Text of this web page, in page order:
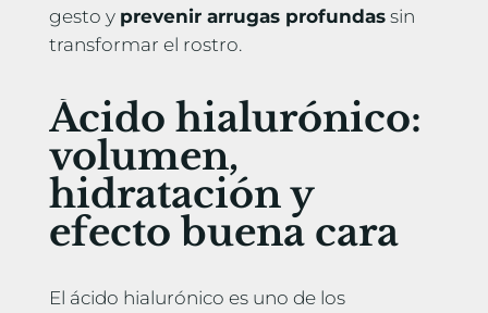
gesto y prevenir arrugas profundassin
transformar el rostro.
Ácido hialurónico:
volumen,
hidratación y
efecto buena cara
El ácido hialurónico es uno de los